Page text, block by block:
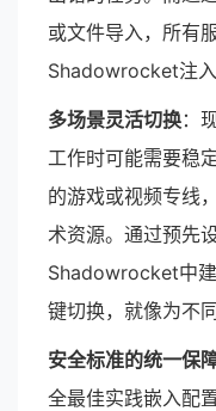
或文件导入，所有
Shadowrocket注入
多场景灵活切换：
工作时可能需要稳
的游戏或视频专线
术资源。通过预先
Shadowrocket中
键切换，就像为不
安全标准的统一保
全最佳实践嵌入配